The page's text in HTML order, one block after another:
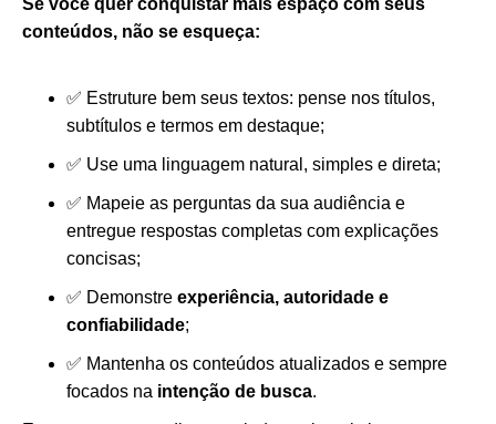
Se você quer conquistar mais espaço com seus
conteúdos, não se esqueça:
✅ Estruture bem seus textos: pense nos títulos,
subtítulos e termos em destaque;
✅ Use uma linguagem natural, simples e direta;
✅ Mapeie as perguntas da sua audiência e
entregue respostas completas com explicações
concisas;
✅ Demonstre experiência, autoridade e
confiabilidade;
✅ Mantenha os conteúdos atualizados e sempre
focados na intenção de busca.